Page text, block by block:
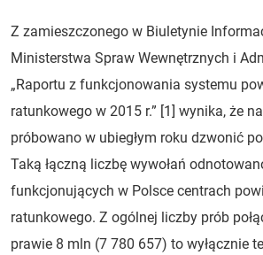
Z zamieszczonego w Biuletynie
Ministerstwa Spraw Wewnętrznych i
„Raportu z funkcjonowania systemu
ratunkowego w 2015 r.” [1] wynika, że
próbowano w ubiegłym roku dzwonić
Taką łączną liczbę wywołań
funkcjonujących w Polsce centrach
ratunkowego. Z ogólnej liczby prób
prawie 8 mln (7 780 657) to wyłącznie